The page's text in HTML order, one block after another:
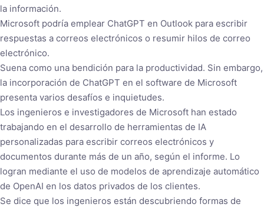
la información.
Microsoft podría emplear ChatGPT en Outlook para escribir
respuestas a correos electrónicos o resumir hilos de correo
electrónico.
Suena como una bendición para la productividad. Sin embargo,
la incorporación de ChatGPT en el software de Microsoft
presenta varios desafíos e inquietudes.
Los ingenieros e investigadores de Microsoft han estado
trabajando en el desarrollo de herramientas de IA
personalizadas para escribir correos electrónicos y
documentos durante más de un año, según el informe. Lo
logran mediante el uso de modelos de aprendizaje automático
de OpenAI en los datos privados de los clientes.
Se dice que los ingenieros están descubriendo formas de